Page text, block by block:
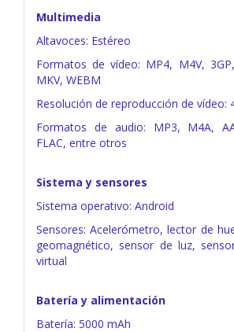
Multimedia
Altavoces: Estéreo
Formatos de vídeo: MP4, M4V,
MKV, WEBM
Resolución de reproducción de vídeo:
Formatos de audio: MP3, M4A,
FLAC, entre otros
Sistema y sensores
Sistema operativo: Android
Sensores: Acelerómetro, lector de
geomagnético, sensor de luz,
virtual
Batería y alimentación
Batería: 5000 mAh